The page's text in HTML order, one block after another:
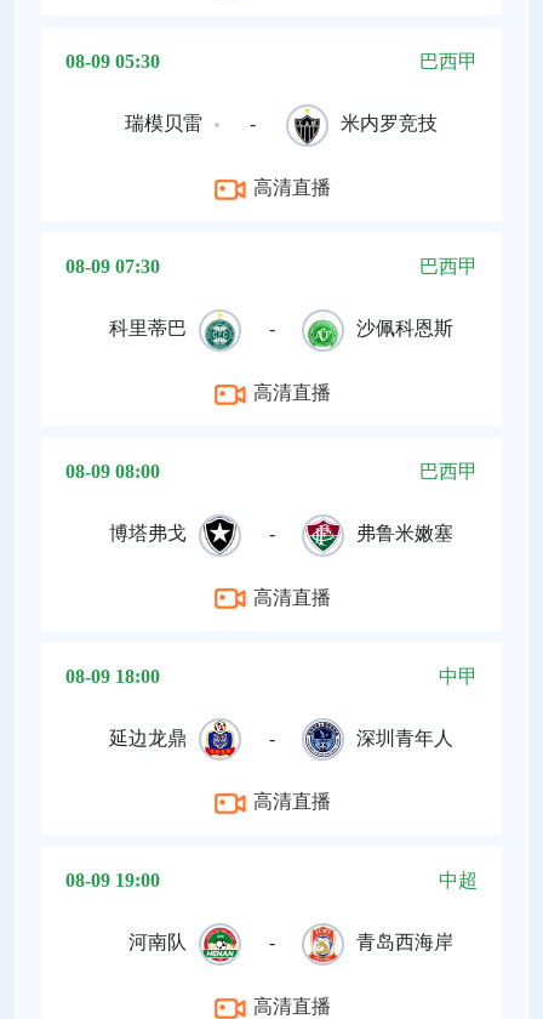
08-09 05:30 巴西甲
瑞模贝雷 - 米内罗竞技
高清直播
08-09 07:30 巴西甲
科里蒂巴 - 沙佩科恩斯
高清直播
08-09 08:00 巴西甲
博塔弗戈 - 弗鲁米嫩塞
高清直播
08-09 18:00 中甲
延边龙鼎 - 深圳青年人
高清直播
08-09 19:00 中超
河南队 - 青岛西海岸
高清直播